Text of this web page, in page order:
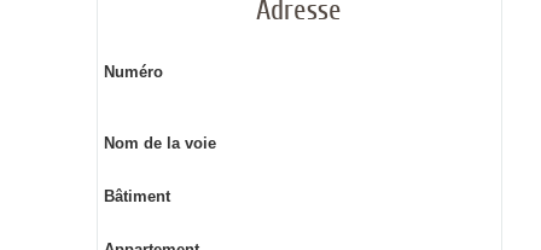
Adresse
Numéro
Nom de la voie
Bâtiment